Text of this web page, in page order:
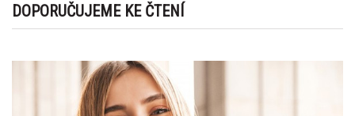
DOPORUČUJEME KE ČTENÍ